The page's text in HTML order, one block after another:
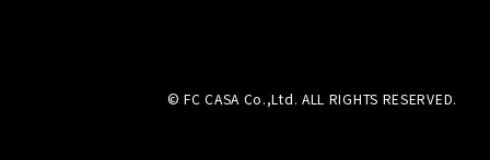
© FC CASA Co.,Ltd. ALL RIGHTS RESERVED.